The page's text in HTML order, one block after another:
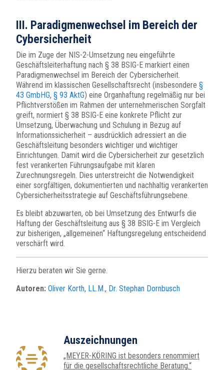
III. Paradigmenwechsel im Bereich der
Cybersicherheit
Die im Zuge der NIS-2-Umsetzung neu eingeführte
Geschäftsleiterhaftung nach § 38 BSIG-E markiert einen
Paradigmenwechsel im Bereich der Cybersicherheit.
Während im klassischen Gesellschaftsrecht (insbesondere §
43 GmbHG, § 93 AktG) eine Organhaftung regelmäßig nur bei
Pflichtverstößen im Rahmen der unternehmerischen Sorgfalt
greift, normiert § 38 BSIG-E eine konkrete Pflicht zur
Umsetzung, Überwachung und Schulung in Bezug auf
Informationssicherheit – ausdrücklich adressiert an die
Geschäftsleitung besonders wichtiger und wichtiger
Einrichtungen. Damit wird die Cybersicherheit zur gesetzlich
fest verankerten Führungsaufgabe mit klaren
Zurechnungsregeln. Dies unterstreicht die Notwendigkeit
einer sorgfältigen, dokumentierten und nachhaltig verankerten
Cybersicherheitsstrategie auf Geschäftsführungsebene.
Es bleibt abzuwarten, ob bei Umsetzung des Entwurfs die
Haftung der Geschäftsleitung aus § 38 BSIG-E im Vergleich
zur bisherigen, „allgemeinen“ Haftungsregelung entscheidend
verschärft wird.
Hierzu beraten wir Sie gerne.
Autoren: Oliver Korth, LL.M., Dr. Stephan Dornbusch
Auszeichnungen
„MEYER-KÖRING ist besonders renommiert
für die gesellschaftsrechtliche Beratung.“